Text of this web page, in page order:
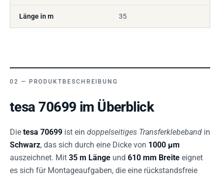
Länge in m 35
PRODUKTBESCHREIBUNG
tesa 70699 im Überblick
Die tesa 70699 ist ein doppelseitiges Transferklebeband in
Schwarz, das sich durch eine Dicke von 1000 µm
auszeichnet. Mit 35 m Länge und 610 mm Breite eignet
es sich für Montageaufgaben, die eine rückstandsfreie